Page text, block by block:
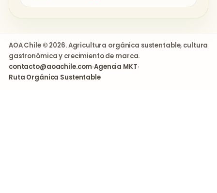
AOA Chile © 2026. Agricultura orgánica sustentable, cultura
gastronómica y crecimiento de marca.
contacto@aoachile.com·Agencia MKT·
Ruta Orgánica Sustentable